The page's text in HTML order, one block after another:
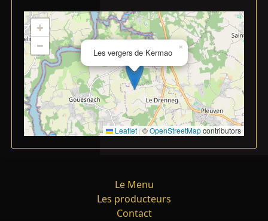
Les vergers de Kermao ×
+
−
Leaflet | ©OpenStreetMapcontributors
Le Menu
Les producteurs
Contact